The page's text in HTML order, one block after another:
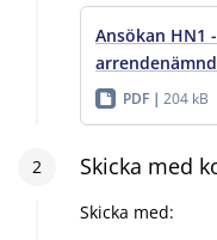
Ansökan HN1
arrendenämnd
PDF 204 kB
2 Steg2
Skicka med
Skicka med: